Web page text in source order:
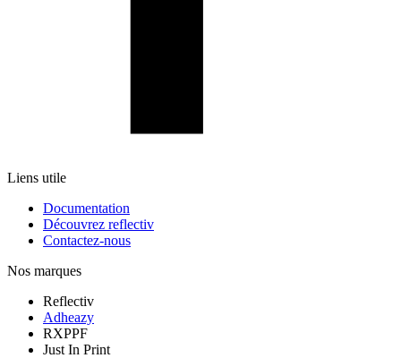
Liens utile
Documentation
Découvrez reflectiv
Contactez-nous
Nos marques
Reflectiv
Adheazy
RXPPF
Just In Print